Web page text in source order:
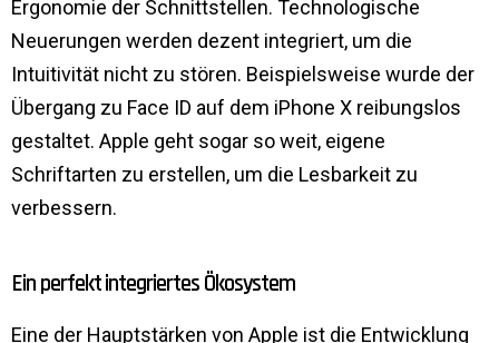
Ergonomie der Schnittstellen. Technologische
Neuerungen werden dezent integriert, um die
Intuitivität nicht zu stören. Beispielsweise wurde der
Übergang zu Face ID auf dem iPhone X reibungslos
gestaltet. Apple geht sogar so weit, eigene
Schriftarten zu erstellen, um die Lesbarkeit zu
verbessern.
Ein perfekt integriertes Ökosystem
Eine der Hauptstärken von Apple ist die Entwicklung